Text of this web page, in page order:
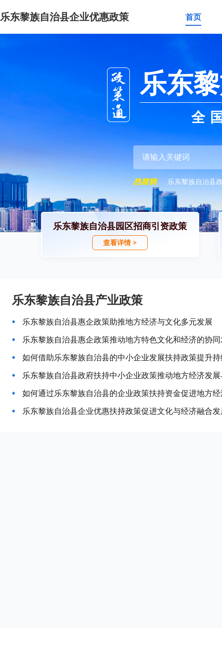
乐东黎族自治县企业优惠政策 首页
乐东
全
乐东黎族自治县
乐东黎族自治县园区招商引资政策
查看详情 >
乐东黎族自治县产业政策
乐东黎族自治县惠企政策助推地方经济与文化多元发展
乐东黎族自治县惠企政策推动地方特色文化和经济的协
如何借助乐东黎族自治县的中小企业发展扶持政策提升
乐东黎族自治县政府扶持中小企业政策推动地方经济发
如何通过乐东黎族自治县的企业政策扶持资金促进地方
乐东黎族自治县企业优惠扶持政策促进文化与经济融合